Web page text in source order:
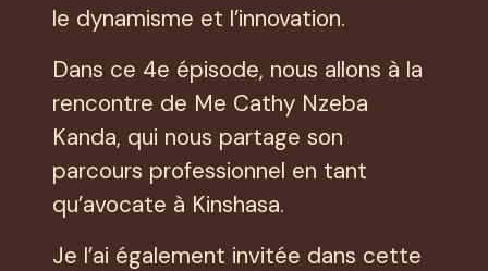
le dynamisme et l’innovation.
Dans ce 4e épisode, nous allons à la
rencontre de Me Cathy Nzeba
Kanda, qui nous partage son
parcours professionnel en tant
qu’avocate à Kinshasa.
Je l’ai également invitée dans cette